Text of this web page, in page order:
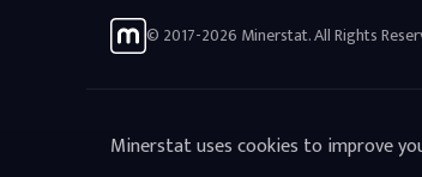
© 2017-2026 Minerstat. All Rights
Minerstat uses cookies to improve